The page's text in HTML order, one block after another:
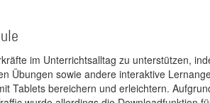
im Unterrichtsalltag zu unterstützen,
Übungen sowie andere interaktive
Tablets bereichern und erleichtern.